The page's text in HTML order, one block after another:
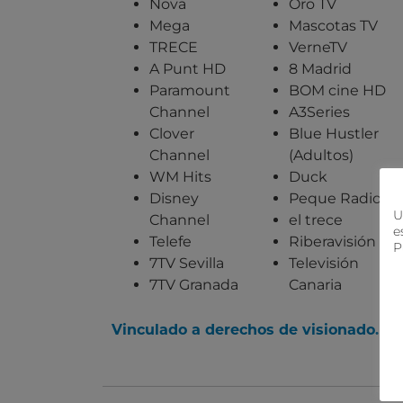
Nova
Mega
TRECE
A Punt HD
Paramount
Channel
Clover
Channel
WM Hits
Disney
Channel
Telefe
7TV Sevilla
7TV Granada
Oro TV
Mascotas TV
VerneTV
8 Madrid
BOM cine HD
A3Series
Blue Hustler
(Adultos)
Duck
Peque Radio
el trece
Riberavisión
Televisión
Canaria
Vinculado a derechos de visionado.